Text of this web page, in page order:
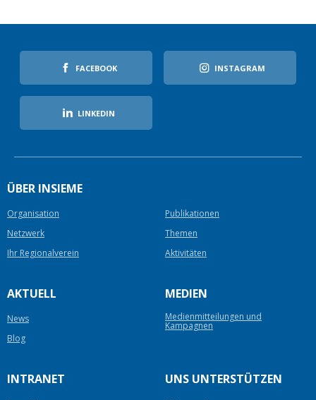
FACEBOOK INSTAGRAM
LINKEDIN
ÜBER INSIEME
Organisation
Publikationen
Netzwerk
Themen
Ihr Regionalverein
Aktivitäten
AKTUELL
News
Blog
MEDIEN
Medienmitteilungen und
Kampagnen
INTRANET UNS UNTERSTÜTZEN